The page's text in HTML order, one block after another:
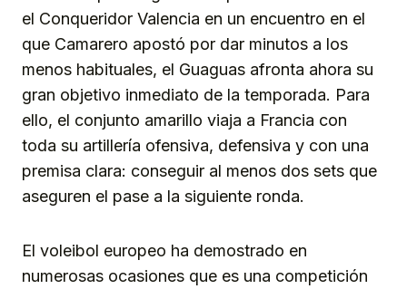
el Conqueridor Valencia en un encuentro en el
que Camarero apostó por dar minutos a los
menos habituales, el Guaguas afronta ahora su
gran objetivo inmediato de la temporada. Para
ello, el conjunto amarillo viaja a Francia con
toda su artillería ofensiva, defensiva y con una
premisa clara: conseguir al menos dos sets que
aseguren el pase a la siguiente ronda.
El voleibol europeo ha demostrado en
numerosas ocasiones que es una competición